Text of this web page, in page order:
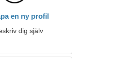
en ny profil
dig själv